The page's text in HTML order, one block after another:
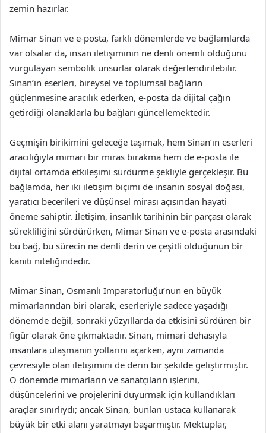
zemin hazırlar.
Mimar Sinan ve e-posta, farklı dönemlerde ve bağlamlarda
var olsalar da, insan iletişiminin ne denli önemli olduğunu
vurgulayan sembolik unsurlar olarak değerlendirilebilir.
Sinan’ın eserleri, bireysel ve toplumsal bağların
güçlenmesine aracılık ederken, e-posta da dijital çağın
getirdiği olanaklarla bu bağları güncellemektedir.
Geçmişin birikimini geleceğe taşımak, hem Sinan’ın eserleri
aracılığıyla mimari bir miras bırakma hem de e-posta ile
dijital ortamda etkileşimi sürdürme şekliyle gerçekleşir. Bu
bağlamda, her iki iletişim biçimi de insanın sosyal doğası,
yaratıcı becerileri ve düşünsel mirası açısından hayati
öneme sahiptir. İletişim, insanlık tarihinin bir parçası olarak
sürekliliğini sürdürürken, Mimar Sinan ve e-posta arasındaki
bu bağ, bu sürecin ne denli derin ve çeşitli olduğunun bir
kanıtı niteliğindedir.
Mimar Sinan, Osmanlı İmparatorluğu’nun en büyük
mimarlarından biri olarak, eserleriyle sadece yaşadığı
dönemde değil, sonraki yüzyıllarda da etkisini sürdüren bir
figür olarak öne çıkmaktadır. Sinan, mimari dehasıyla
insanlara ulaşmanın yollarını açarken, aynı zamanda
çevresiyle olan iletişimini de derin bir şekilde geliştirmiştir.
O dönemde mimarların ve sanatçıların işlerini,
düşüncelerini ve projelerini duyurmak için kullandıkları
araçlar sınırlıydı; ancak Sinan, bunları ustaca kullanarak
büyük bir etki alanı yaratmayı başarmıştır. Mektuplar,